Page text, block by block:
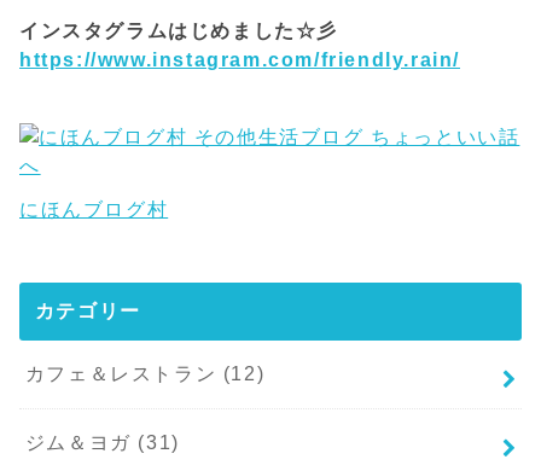
インスタグラムはじめました☆彡
https://www.instagram.com/friendly.rain/
にほんブログ村
カテゴリー
カフェ＆レストラン (12)
ジム＆ヨガ (31)